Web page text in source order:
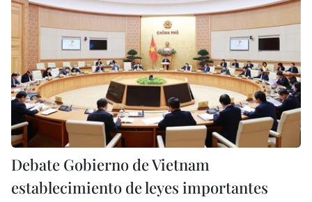
Debate Gobierno de Vietnam
establecimiento de leyes importantes